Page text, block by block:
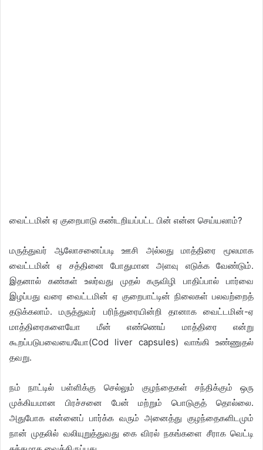
வைட்டமின் ஏ குறைபாடு கண்டறியப்பட்ட பின் என்ன செய்யலாம்?
மருத்துவர் ஆலோசனைப்படி ஊசி அல்லது மாத்திரை மூலமாக
வைட்டமின் ஏ சத்தினை போதுமான அளவு எடுக்க வேண்டும்.
இதனால் கண்கள் உலர்வது முதல் கருவிழி பாதிப்பால் பார்வை
இழப்பது வரை வைட்டமின் ஏ குறைபாட்டின் நிலைகள் பலவற்றைத்
தடுக்கலாம். மருத்துவர் பரிந்துரையின்றி தானாக வைட்டமின்-ஏ
மாத்திரைகளையோ மீன் எண்ணெய் மாத்திரை என்று
கூறப்படுபவையையோ(Cod liver capsules) வாங்கி உண்ணுதல்
தவறு.
நம் நாட்டில் பள்ளிக்கு செல்லும் குழந்தைகள் சந்திக்கும் ஒரு
முக்கியமான பிரச்சனை பேன் மற்றும் பொடுகுத் தொல்லை.
அதுபோக என்னைப் பார்க்க வரும் அனைத்து குழந்தைகளிடமும்
நான் முதலில் வலியுறுத்துவது கை விரல் நகங்களை சீராக வெட்டி